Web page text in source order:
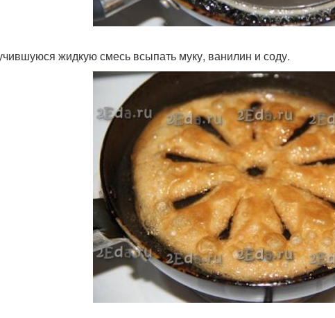
жидкую смесь всыпать муку, ванилин и соду.